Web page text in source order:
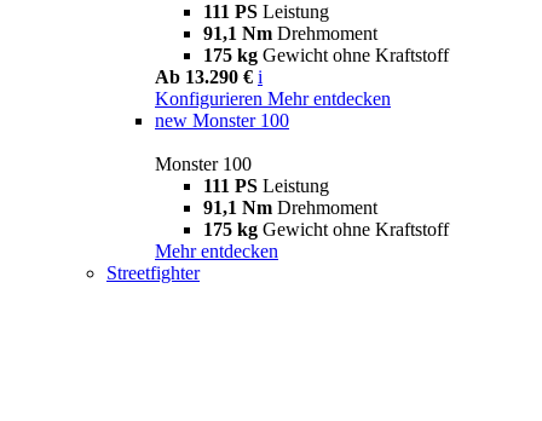
111 PS Leistung
91,1 Nm Drehmoment
175 kg Gewicht ohne Kraftstoff
Ab 13.290 € i
Konfigurieren Mehr entdecken
new Monster 100
Monster 100
111 PS Leistung
91,1 Nm Drehmoment
175 kg Gewicht ohne Kraftstoff
Mehr entdecken
Streetfighter